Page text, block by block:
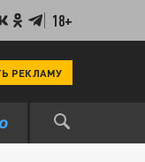
18+
РЕКЛАМУ